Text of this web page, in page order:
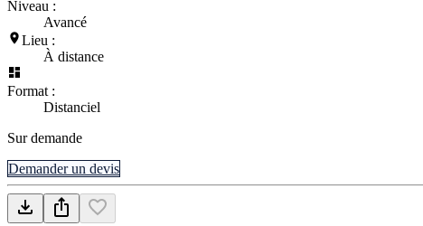
Niveau :
Avancé
Lieu :
À distance
Format :
Distanciel
Sur demande
Demander un devis